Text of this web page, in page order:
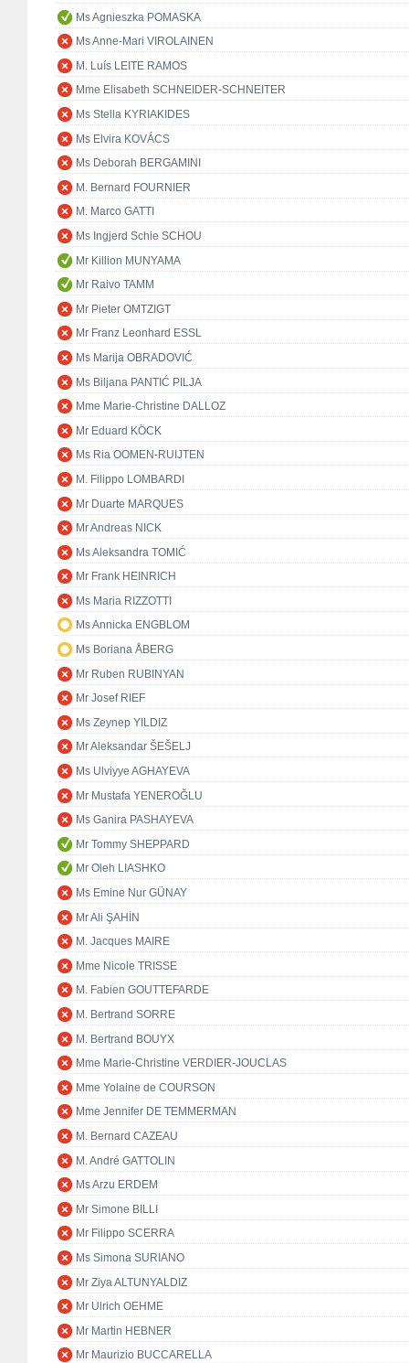
Ms Agnieszka POMASKA
Ms Anne-Mari VIROLAINEN
M. Luís LEITE RAMOS
Mme Elisabeth SCHNEIDER-SCHNEITER
Ms Stella KYRIAKIDES
Ms Elvira KOVÁCS
Ms Deborah BERGAMINI
M. Bernard FOURNIER
M. Marco GATTI
Ms Ingjerd Schie SCHOU
Mr Killion MUNYAMA
Mr Raivo TAMM
Mr Pieter OMTZIGT
Mr Franz Leonhard ESSL
Ms Marija OBRADOVIĆ
Ms Biljana PANTIĆ PILJA
Mme Marie-Christine DALLOZ
Mr Eduard KÖCK
Ms Ria OOMEN-RUIJTEN
M. Filippo LOMBARDI
Mr Duarte MARQUES
Mr Andreas NICK
Ms Aleksandra TOMIĆ
Mr Frank HEINRICH
Ms Maria RIZZOTTI
Ms Annicka ENGBLOM
Ms Boriana ÅBERG
Mr Ruben RUBINYAN
Mr Josef RIEF
Ms Zeynep YILDIZ
Mr Aleksandar ŠEŠELJ
Ms Ulviyye AGHAYEVA
Mr Mustafa YENEROĞLU
Ms Ganira PASHAYEVA
Mr Tommy SHEPPARD
Mr Oleh LIASHKO
Ms Emine Nur GÜNAY
Mr Ali ŞAHİN
M. Jacques MAIRE
Mme Nicole TRISSE
M. Fabien GOUTTEFARDE
M. Bertrand SORRE
M. Bertrand BOUYX
Mme Marie-Christine VERDIER-JOUCLAS
Mme Yolaine de COURSON
Mme Jennifer DE TEMMERMAN
M. Bernard CAZEAU
M. André GATTOLIN
Ms Arzu ERDEM
Mr Simone BILLI
Mr Filippo SCERRA
Ms Simona SURIANO
Mr Ziya ALTUNYALDIZ
Mr Ulrich OEHME
Mr Martin HEBNER
Mr Maurizio BUCCARELLA